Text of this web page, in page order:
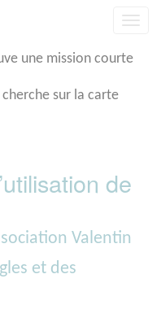
une mission courte
cherche sur la carte
de
Valentin
et des